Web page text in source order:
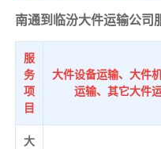
南通到临汾大件运输公司
服
务
项
目
大件设备运输、大件
运输、其它大件
大